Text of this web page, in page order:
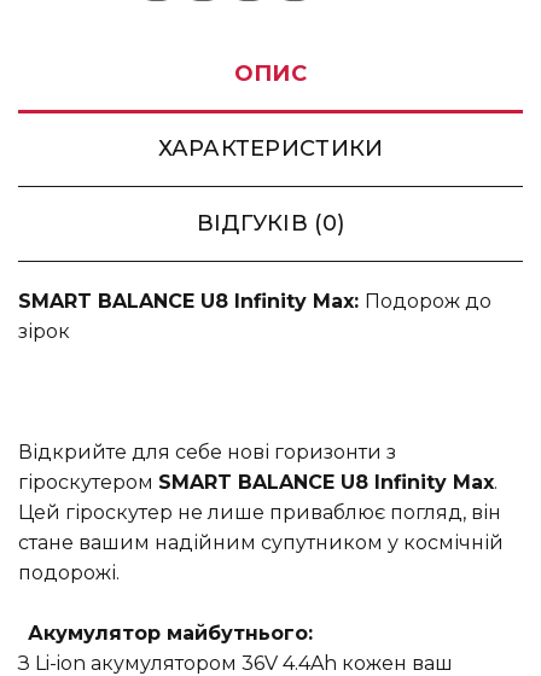
ОПИС
ХАРАКТЕРИСТИКИ
ВІДГУКІВ (0)
SMART BALANCE U8 Infinity Max: Подорож до
зірок
Відкрийте для себе нові горизонти з
гіроскутером SMART BALANCE U8 Infinity Max.
Цей гіроскутер не лише приваблює погляд, він
стане вашим надійним супутником у космічній
подорожі.
Акумулятор майбутнього:
З Li-ion акумулятором 36V 4.4Ah кожен ваш